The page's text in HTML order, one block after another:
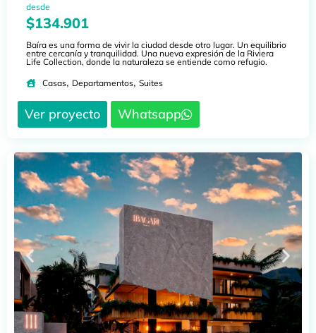
desde
$134.901
Baíra es una forma de vivir la ciudad desde otro lugar. Un equilibrio
entre cercanía y tranquilidad. Una nueva expresión de la Riviera
Life Collection, donde la naturaleza se entiende como refugio.
Casas, Departamentos, Suites
Ver proyecto Whatsapp